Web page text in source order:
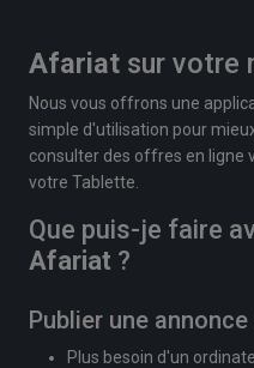
Afariat sur votre
Nous vous offrons une
simple d'utilisation pour
consulter des offres en ligne
votre Tablette.
Que puis-je faire
Afariat ?
Publier une
Plus besoin d'un